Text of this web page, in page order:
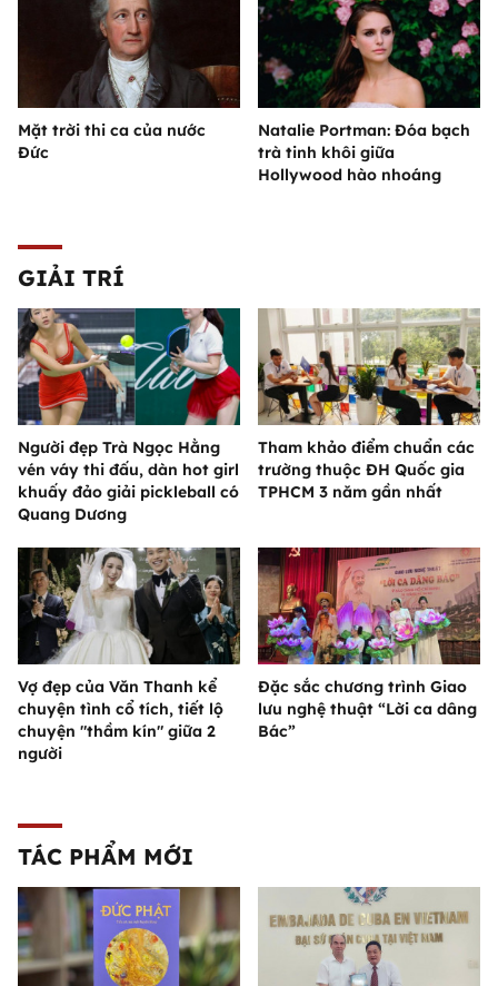
Mặt trời thi ca của nước
Đức
Natalie Portman: Đóa bạch
trà tinh khôi giữa
Hollywood hào nhoáng
GIẢI TRÍ
Người đẹp Trà Ngọc Hằng
vén váy thi đấu, dàn hot girl
khuấy đảo giải pickleball có
Quang Dương
Tham khảo điểm chuẩn các
trường thuộc ĐH Quốc gia
TPHCM 3 năm gần nhất
Vợ đẹp của Văn Thanh kể
chuyện tình cổ tích, tiết lộ
chuyện "thầm kín" giữa 2
người
Đặc sắc chương trình Giao
lưu nghệ thuật “Lời ca dâng
Bác”
TÁC PHẨM MỚI